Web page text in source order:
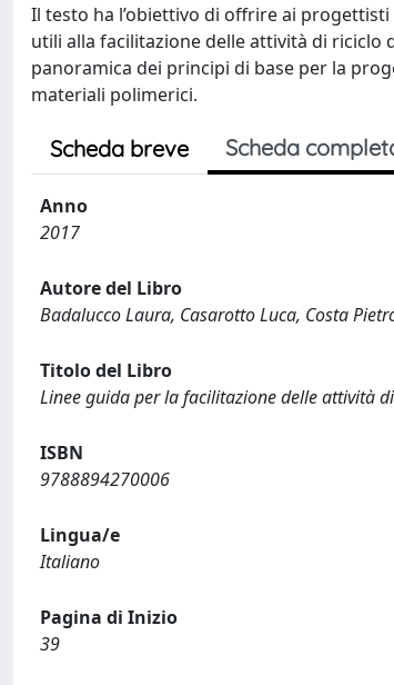
Il testo ha l’obiettivo di offrire ai
utili alla facilitazione delle attività di riciclo
panoramica dei principi di base per la
materiali polimerici.
Scheda breve Scheda
Anno
2017
Autore del Libro
Badalucco Laura, Casarotto Luca, Costa
Titolo del Libro
Linee guida per la facilitazione delle attività
ISBN
9788894270006
Lingua/e
Italiano
Pagina di Inizio
39